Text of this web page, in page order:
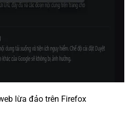
lừa đảo trên Firefox